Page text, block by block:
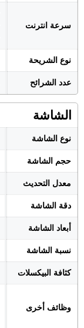
سرعة انترنت
نوع الشريحة
عدد الشرائح
الشاشة
نوع الشاشة
حجم الشاشة
معدل التحديث
دقة الشاشة
أبعاد الشاشة
نسبة الشاشة
كثافة البيكسلات
وظائف أخرى